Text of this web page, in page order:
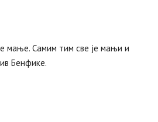
мање. Самим тим све је мањи и
Бенфике.